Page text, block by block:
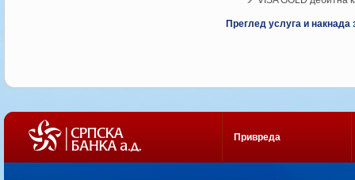
Преглед услуга и накнада
Привреда